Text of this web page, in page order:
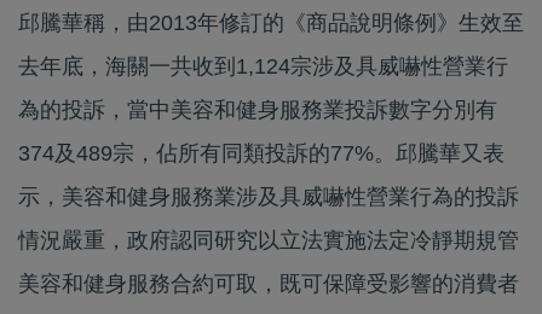
邱騰華稱，由2013年修訂的《商品說明條例》生效至
去年底，海關一共收到1,124宗涉及具威嚇性營業行
為的投訴，當中美容和健身服務業投訴數字分別有
374及489宗，佔所有同類投訴的77%。邱騰華又表
示，美容和健身服務業涉及具威嚇性營業行為的投訴
情況嚴重，政府認同研究以立法實施法定冷靜期規管
美容和健身服務合約可取，既可保障受影響的消費者